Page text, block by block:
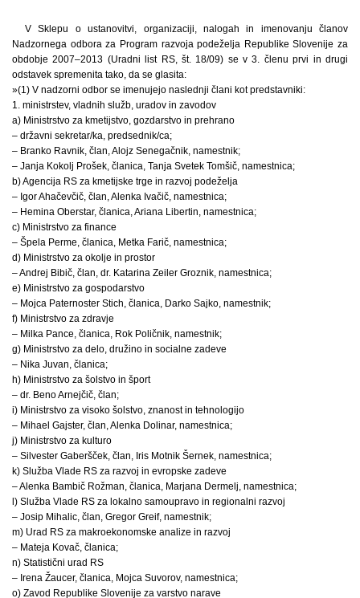
V Sklepu o ustanovitvi, organizaciji, nalogah in imenovanju članov
Nadzornega odbora za Program razvoja podeželja Republike Slovenije za
obdobje 2007–2013 (Uradni list RS, št. 18/09) se v 3. členu prvi in drugi
odstavek spremenita tako, da se glasita:
»(1) V nadzorni odbor se imenujejo naslednji člani kot predstavniki:
1. ministrstev, vladnih služb, uradov in zavodov
a) Ministrstvo za kmetijstvo, gozdarstvo in prehrano
– državni sekretar/ka, predsednik/ca;
– Branko Ravnik, član, Alojz Senegačnik, namestnik;
– Janja Kokolj Prošek, članica, Tanja Svetek Tomšič, namestnica;
b) Agencija RS za kmetijske trge in razvoj podeželja
– Igor Ahačevčič, član, Alenka Ivačič, namestnica;
– Hemina Oberstar, članica, Ariana Libertin, namestnica;
c) Ministrstvo za finance
– Špela Perme, članica, Metka Farič, namestnica;
d) Ministrstvo za okolje in prostor
– Andrej Bibič, član, dr. Katarina Zeiler Groznik, namestnica;
e) Ministrstvo za gospodarstvo
– Mojca Paternoster Stich, članica, Darko Sajko, namestnik;
f) Ministrstvo za zdravje
– Milka Pance, članica, Rok Poličnik, namestnik;
g) Ministrstvo za delo, družino in socialne zadeve
– Nika Juvan, članica;
h) Ministrstvo za šolstvo in šport
– dr. Beno Arnejčič, član;
i) Ministrstvo za visoko šolstvo, znanost in tehnologijo
– Mihael Gajster, član, Alenka Dolinar, namestnica;
j) Ministrstvo za kulturo
– Silvester Gaberšček, član, Iris Motnik Šernek, namestnica;
k) Služba Vlade RS za razvoj in evropske zadeve
– Alenka Bambič Rožman, članica, Marjana Dermelj, namestnica;
l) Služba Vlade RS za lokalno samoupravo in regionalni razvoj
– Josip Mihalic, član, Gregor Greif, namestnik;
m) Urad RS za makroekonomske analize in razvoj
– Mateja Kovač, članica;
n) Statistični urad RS
– Irena Žaucer, članica, Mojca Suvorov, namestnica;
o) Zavod Republike Slovenije za varstvo narave